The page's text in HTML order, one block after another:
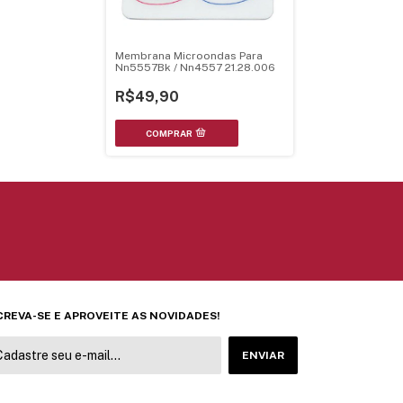
Membrana Microondas Para
Nn5557Bk / Nn4557 21.28.006
R$49,90
SE E APROVEITE AS NOVIDADES!